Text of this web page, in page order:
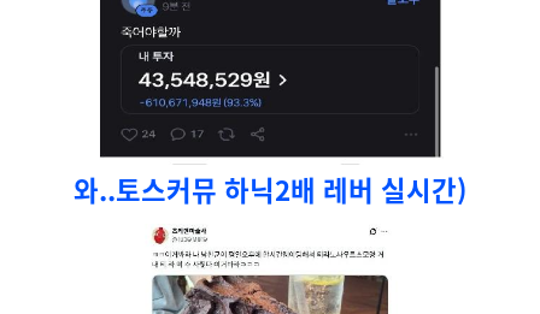
와..토스커뮤 하닉2배 레버 실시간)